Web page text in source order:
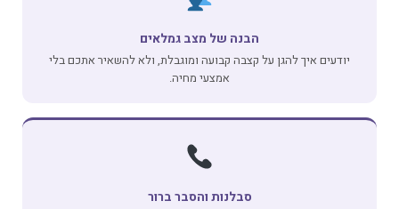
הבנה של מצב גמלאים
יודעים איך להגן על קצבה קבועה ומוגבלת, ולא להשאיר אתכם בלי
אמצעי מחיה.
סבלנות והסבר ברור